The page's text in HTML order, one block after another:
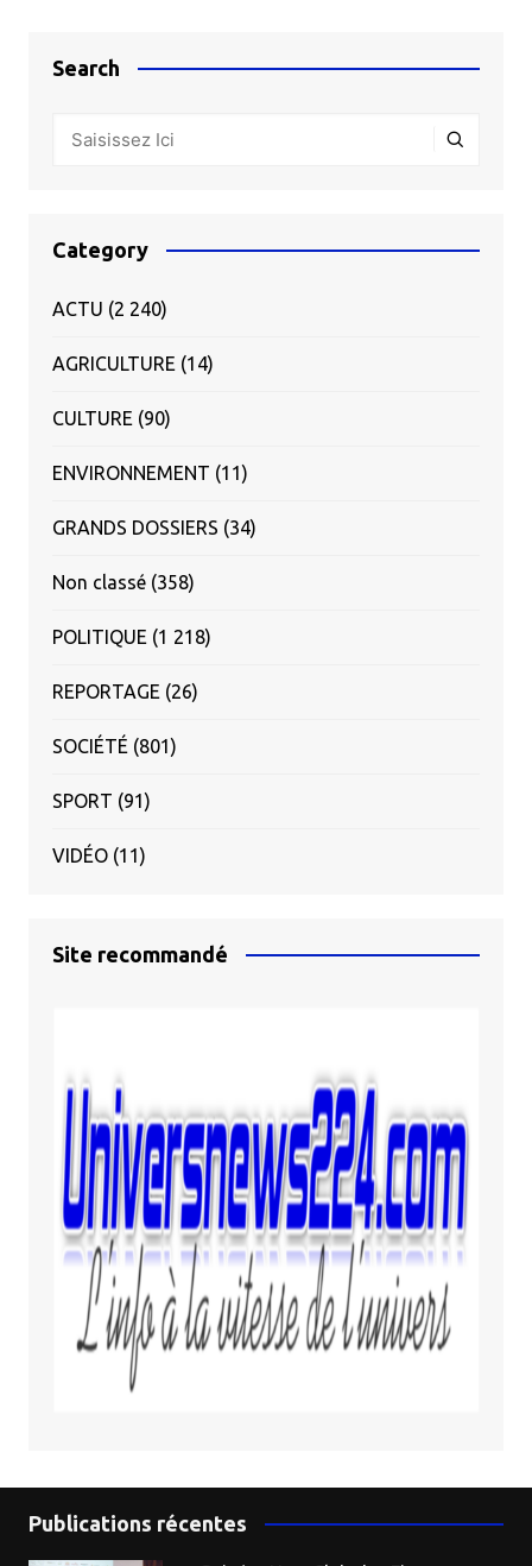
Search
Category
ACTU (2 240)
AGRICULTURE (14)
CULTURE (90)
ENVIRONNEMENT (11)
GRANDS DOSSIERS (34)
Non classé(358)
POLITIQUE (1 218)
REPORTAGE (26)
SOCIÉTÉ (801)
SPORT (91)
VIDÉO(11)
Site recommandé
Publications récentes